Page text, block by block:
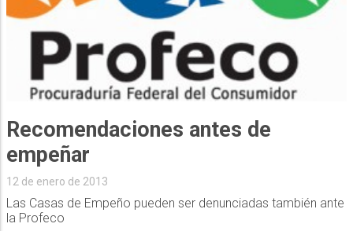
Recomendaciones antes de
empeñar
12 de enero de 2013
Las Casas de Empeño pueden ser denunciadas también ante
la Profeco